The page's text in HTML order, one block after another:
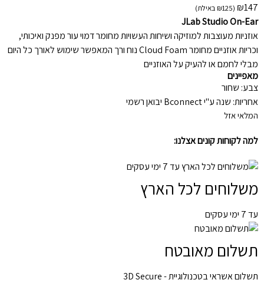
₪147
(
₪125 באילת)
JLab Studio On-Ear
אוזניות מעוצבות למוזיקה ושיחות העשויות מחומר דמוי עור מפנק ואיכותי,
וכריות אוזניים מחומר Cloud Foam נוח ורך המאפשר שימוש לאורך כל היום
מבלי לחמם או להעיק על האוזניים
מאפיינים
צבע: שחור
אחריות: שנה ע"י Bconnect יבואן רשמי
המלאי אזל
למה לקוחות קונים אצלנו:
משלוחים לכל הארץ
עד 7 ימי עסקים
תשלום מאובטח
תשלום אשראי בטכנולוגיית - 3D Secure